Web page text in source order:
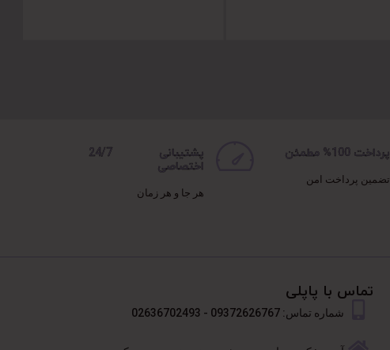
پرداخت 100% مطمئن
تضمین پرداخت امن
پشتیبانی 24/7
اختصاصی
هر جا و هر زمان
تماس با پاپلی
شماره تماس: 09372626767 - 02636702493